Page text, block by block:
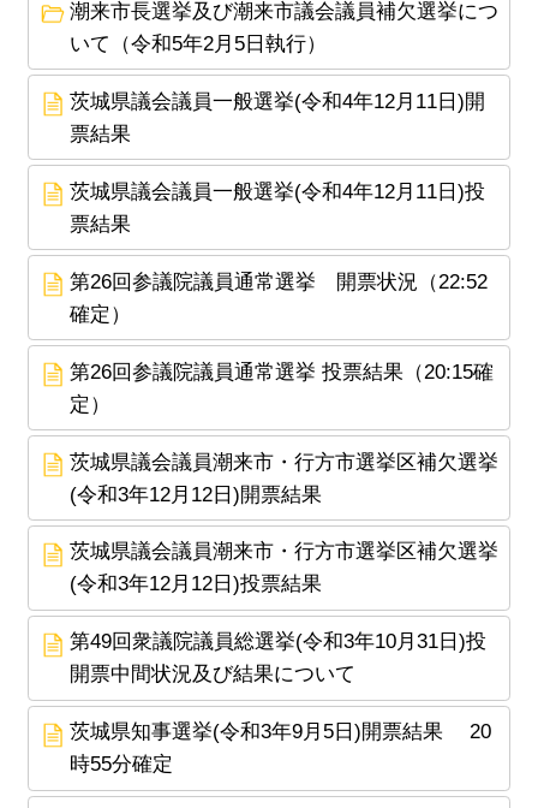
潮来市長選挙及び潮来市議会議員補欠選挙につ
いて（令和5年2月5日執行）
茨城県議会議員一般選挙(令和4年12月11日)開
票結果
茨城県議会議員一般選挙(令和4年12月11日)投
票結果
第26回参議院議員通常選挙 開票状況（22:52
確定）
第26回参議院議員通常選挙 投票結果（20:15確
定）
茨城県議会議員潮来市・行方市選挙区補欠選挙
(令和3年12月12日)開票結果
茨城県議会議員潮来市・行方市選挙区補欠選挙
(令和3年12月12日)投票結果
第49回衆議院議員総選挙(令和3年10月31日)投
開票中間状況及び結果について
茨城県知事選挙(令和3年9月5日)開票結果 20
時55分確定